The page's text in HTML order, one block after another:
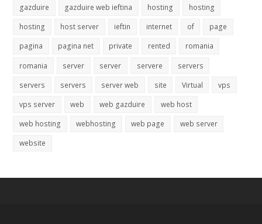
gazduire
gazduire web ieftina hosting
hosting
hosting
host server ieftin internet of
page
pagina
pagina net private rented
romania
romania
server server servere
servers
servers
servers server web site Virtual
vps
vps server
web web gazduire
web host
web hosting
webhosting web page
web server
website